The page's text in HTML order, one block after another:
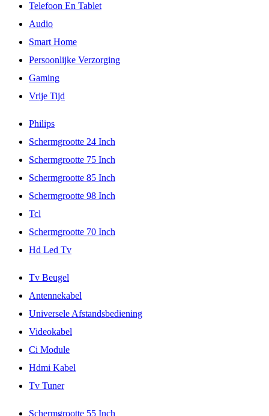
Telefoon En Tablet
Audio
Smart Home
Persoonlijke Verzorging
Gaming
Vrije Tijd
Philips
Schermgrootte 24 Inch
Schermgrootte 75 Inch
Schermgrootte 85 Inch
Schermgrootte 98 Inch
Tcl
Schermgrootte 70 Inch
Hd Led Tv
Tv Beugel
Antennekabel
Universele Afstandsbediening
Videokabel
Ci Module
Hdmi Kabel
Tv Tuner
Schermgrootte 55 Inch